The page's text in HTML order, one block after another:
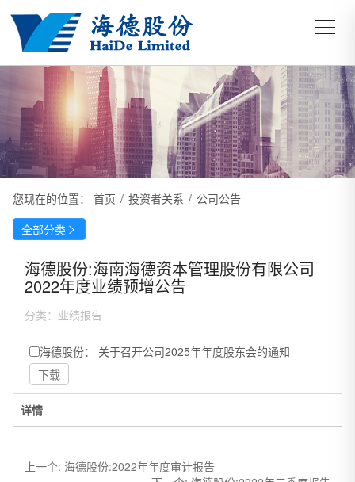
您现在的位置： 首页 / 投资者关系 / 公司公告
全部分类
海德股份:海南海德资本管理股份有限公司
2022年度业绩预增公告
分类： 业绩报告
海德股份： 关于召开公司2025年年度股东会的通知
下载
详情
上一个: 海德股份:2022年年度审计报告